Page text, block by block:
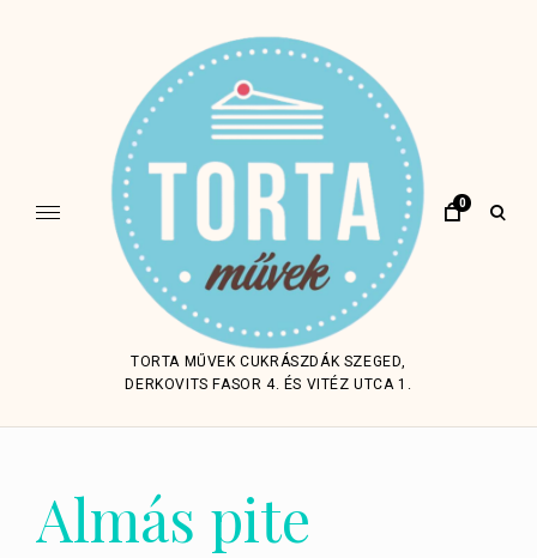
TORTA MŰVEK CUKRÁSZDÁK SZEGED,
DERKOVITS FASOR 4. ÉS VITÉZ UTCA 1.
0
open
Almás pite